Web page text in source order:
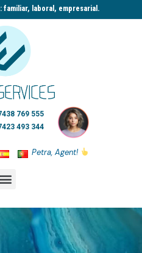
familiar, laboral, empresarial.​
769 555
493 344
Petra, Agent!